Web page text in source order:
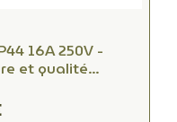
16A 250V -
et qualité